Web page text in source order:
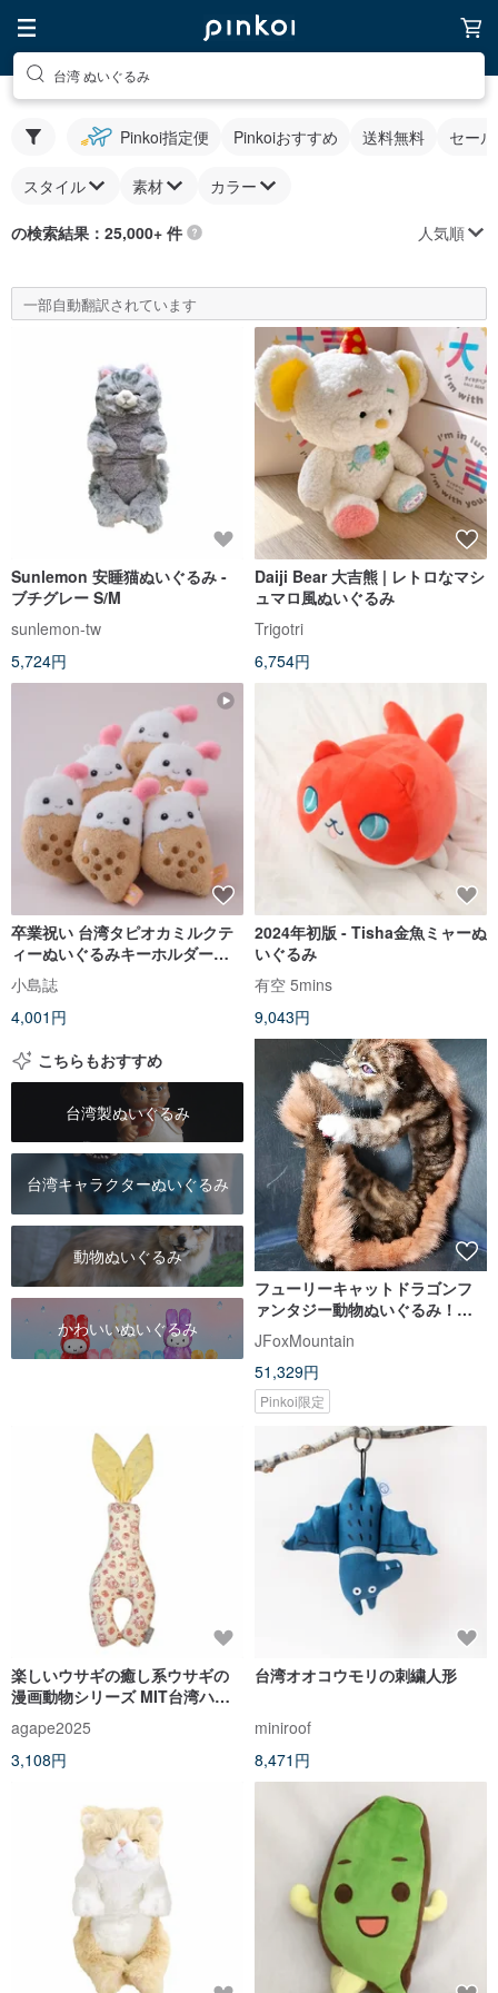
台湾 ぬいぐるみ
Pinkoi指定便 Pinkoiおすすめ 送料無料 セー
スタイル 素材 カラー
の検索結果：25,000+ 件 人気順
一部自動翻訳されています
Sunlemon 安睡猫ぬいぐるみ -
ブチグレー S/M
sunlemon-tw
5,724円
Daiji Bear 大吉熊 | レトロなマシ
ュマロ風ぬいぐるみ
Trigotri
6,754円
卒業祝い 台湾タピオカミルクテ
ィーぬいぐるみキーホルダー
│MIT 台湾製 ST 安全玩具マーク
認証
小島誌
4,001円
2024年初版 - Tisha金魚ミャーぬ
いぐるみ
有空 5mins
9,043円
こちらもおすすめ
台湾製ぬいぐるみ
台湾キャラクターぬいぐるみ
動物ぬいぐるみ
かわいいぬいぐるみ
フューリーキャットドラゴ​​ンフ
ァンタジー動物ぬいぐるみ！ア
ートドールポーズコレクション
JFoxMountain
51,329円
Pinkoi限定
楽しいウサギの癒し系ウサギの
漫画動物シリーズ MIT台湾ハン
ドメイド
agape2025
3,108円
台湾オオコウモリの刺繍人形
miniroof
8,471円